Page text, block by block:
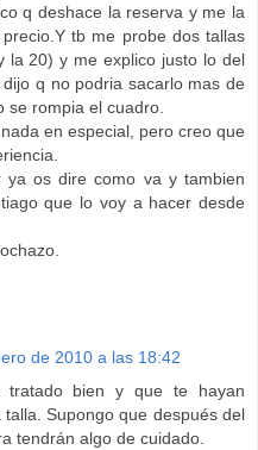
q deshace la reserva y me la
tb me probe dos tallas
la 20) y me explico justo lo del
q no podria sacarlo mas de
se rompia el cuadro.
en especial, pero creo que
ya os dire como va y tambien
que lo voy a hacer desde
de 2010 a las 18:42
bien y que te hayan
Supongo que después del
tendrán algo de cuidado.